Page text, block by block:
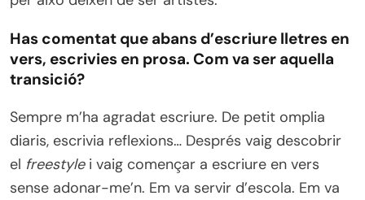
Has comentat que abans d’escriure lletres en
vers, escrivies en prosa. Com va ser aquella
transició?
Sempre m’ha agradat escriure. De petit omplia
diaris, escrivia reflexions… Després vaig descobrir
el freestylei vaig començar a escriure en vers
sense adonar-me’n. Em va servir d’escola. Em va